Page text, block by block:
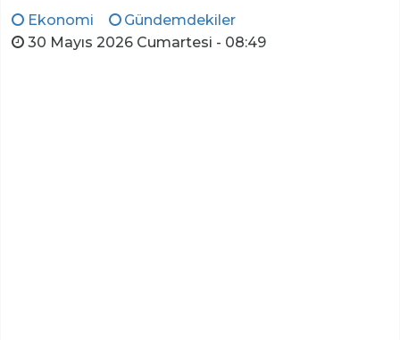
Ekonomi
Gündemdekiler
30 Mayıs 2026 Cumartesi - 08:49